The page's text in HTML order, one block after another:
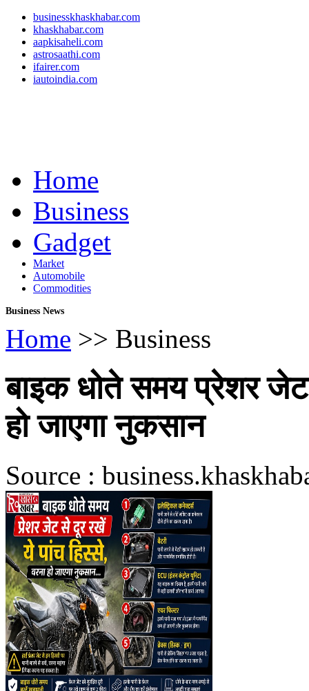
businesskhaskhabar.com
khaskhabar.com
aapkisaheli.com
astrosaathi.com
ifairer.com
iautoindia.com
Home
Business
Gadget
Market
Automobile
Commodities
Business News
Home >> Business
बाइक धोते समय प्रेशर
हो जाएगा नुकसान
Source :